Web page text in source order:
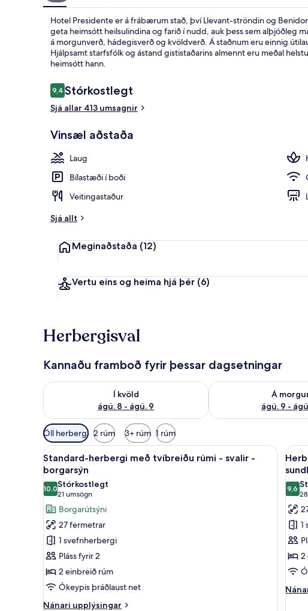
Hotel Presidente er á frábærum stað, því Llevant-ströndin og
geta heimsótt heilsulindina og farið í nudd, auk þess sem alþjóðleg
á morgunverð, hádegisverð og kvöldverð. Á staðnum eru einnig
Hjálpsamt starfsfólk og ástand gististaðarins almennt eru meðal
heimsótt hann.
Umsagnir
9,49,4 af 10
Stórkostlegt
Sjá allar 413 umsagnir
Vinsæl aðstaða
Laug
Bílastæði í boði
Veitingastaður
Sjá allt
Meginaðstaða (12)
Vertu eins og heima hjá þér (6)
Herbergisval
Kannaðu framboð fyrir þessar dagsetningar
Í kvöld
ágú. 8 - ágú. 9
Athuga framboð í kvöld ágú. 8 - ágú. 9
Á
ágú. 9 -
Athuga framboð á
Síur
í
boði
fyrir
herbergi
Öll herbergi 2 rúm 3+ rúm 1 rúm
Skoða
allar
myndir
fyrir
Standard-
herbergi
með
tvíbreiðu
rúmi
-
svalir
-
Míníbar, skrifborð, vinnuaðstaða fyrir
9
Standard-herbergi með tvíbreiðu rúmi - svalir -
borgarsýn
10,010,0 af 10
Stórkostlegt
21 umsögn
(21
umsögn)
Borgarútsýni
27 fermetrar
1 svefnherbergi
Pláss fyrir 2
2 einbreið rúm
Ókeypis þráðlaust net
Nánari upplýsingar
Nánari
allar
fyrir
með
-
-
9
9,69,6
1
2